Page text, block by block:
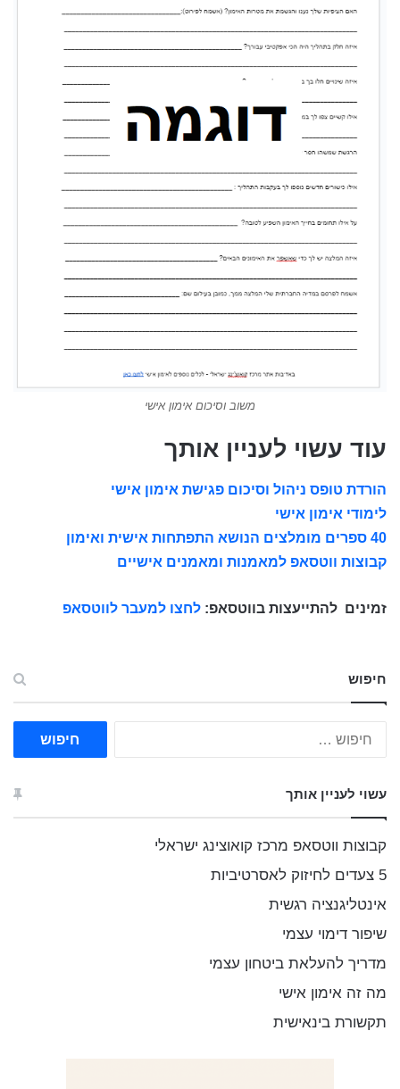
משוב וסיכום אימון אישי
עוד עשוי לעניין אותך
הורדת טופס ניהול וסיכום פגישת אימון אישי
לימודי אימון אישי
40 ספרים מומלצים הנושא התפתחות אישית ואימון
קבוצות ווטסאפ למאמנות ומאמנים אישיים
זמינים להתייעצות בווטסאפ: לחצו למעבר לווטסאפ
חיפוש
:
עשוי לעניין אותך
קבוצות ווטסאפ מרכז קואוצינג ישראלי
5 צעדים לחיזוק לאסרטיביות
אינטליגנציה רגשית
שיפור דימוי עצמי
מדריך להעלאת ביטחון עצמי
מה זה אימון אישי
תקשורת בינאישית